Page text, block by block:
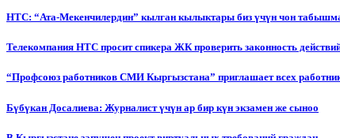
НТС: “Ата-Мекенчилердин” кылган кылыктары биз үчүн чон
Телекомпания НТС просит спикера ЖК проверить законность
“Профсоюз работников СМИ Кыргызстана” приглашает всех
Бүбүкан Досалиева: Журналист үчүн ар бир күн экзамен же сыноо